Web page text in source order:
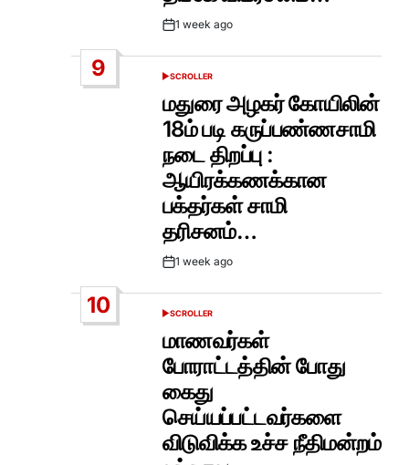
Post1 week ago
9
POSTED
SCROLLER
மதுரை அழகர் கோயிலின்
18ம் படி கருப்பண்ணசாமி
நடை திறப்பு :
ஆயிரக்கணக்கான
பக்தர்கள் சாமி
தரிசனம்…
Post1 week ago
10
POSTED
SCROLLER
மாணவர்கள்
போராட்டத்தின் போது
கைது
செய்யப்பட்டவர்களை
விடுவிக்க உச்ச நீதிமன்றம்